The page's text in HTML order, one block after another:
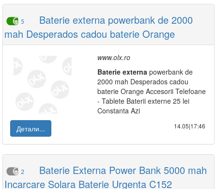
5
Baterie externa powerbank de 2000
mah Desperados cadou baterie Orange
www.olx.ro
Baterie externa powerbank de
2000 mah Desperados cadou
baterie Orange Accesorii Telefoane
- Tablete Baterii externe 25 lei
Constanta Azi
Детали...
14.05|17:46
2
Baterie Externa Power Bank 5000 mah
Incarcare Solara Baterie Urgenta C152